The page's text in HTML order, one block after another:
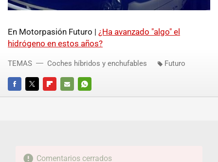
En Motorpasión Futuro | ¿Ha avanzado "algo" el
hidrógeno en estos años?
FACEBOOKTWITTERFLIPBOARD
E-
WHATSAPP
TEMAS Coches híbridos y enchufables Futuro
Comentarios cerrados